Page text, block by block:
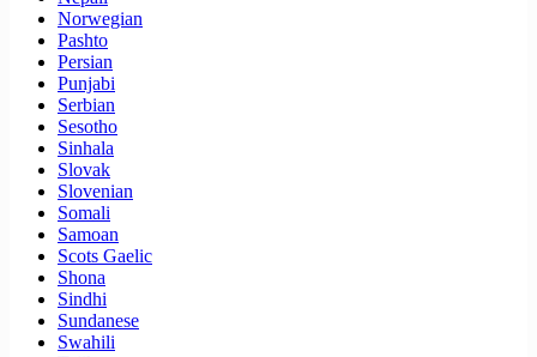
Norwegian
Pashto
Persian
Punjabi
Serbian
Sesotho
Sinhala
Slovak
Slovenian
Somali
Samoan
Scots Gaelic
Shona
Sindhi
Sundanese
Swahili